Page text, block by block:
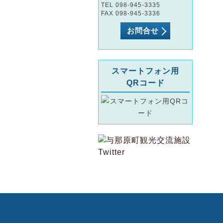
TEL 098-945-3335
FAX 098-945-3336
お問合せ
スマートフォン用
QRコード